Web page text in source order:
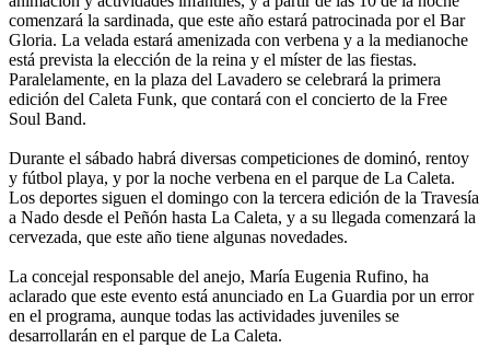
comenzará la sardinada, que este año estará patrocinada por el Bar
Gloria. La velada estará amenizada con verbena y a la medianoche
está prevista la elección de la reina y el míster de las fiestas.
Paralelamente, en la plaza del Lavadero se celebrará la primera
edición del Caleta Funk, que contará con el concierto de la Free
Soul Band.
Durante el sábado habrá diversas competiciones de dominó, rentoy
y fútbol playa, y por la noche verbena en el parque de La Caleta.
Los deportes siguen el domingo con la tercera edición de la Travesía
a Nado desde el Peñón hasta La Caleta, y a su llegada comenzará la
cervezada, que este año tiene algunas novedades.
La concejal responsable del anejo, María Eugenia Rufino, ha
aclarado que este evento está anunciado en La Guardia por un error
en el programa, aunque todas las actividades juveniles se
desarrollarán en el parque de La Caleta.